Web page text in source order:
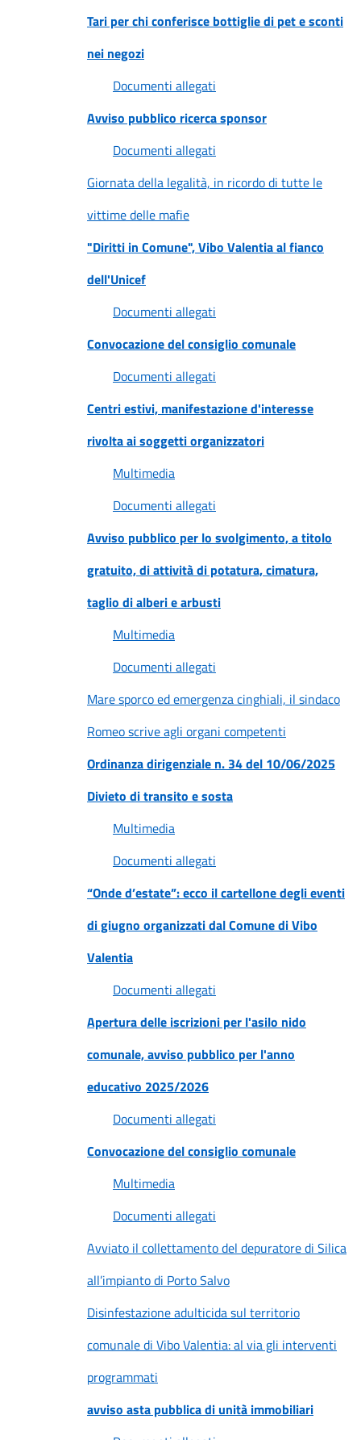
Tari per chi conferisce bottiglie di pet e sconti
nei negozi
Documenti allegati
Avviso pubblico ricerca sponsor
Documenti allegati
Giornata della legalità, in ricordo di tutte le
vittime delle mafie
"Diritti in Comune", Vibo Valentia al fianco
dell'Unicef
Documenti allegati
Convocazione del consiglio comunale
Documenti allegati
Centri estivi, manifestazione d'interesse
rivolta ai soggetti organizzatori
Multimedia
Documenti allegati
Avviso pubblico per lo svolgimento, a titolo
gratuito, di attività di potatura, cimatura,
taglio di alberi e arbusti
Multimedia
Documenti allegati
Mare sporco ed emergenza cinghiali, il sindaco
Romeo scrive agli organi competenti
Ordinanza dirigenziale n. 34 del 10/06/2025
Divieto di transito e sosta
Multimedia
Documenti allegati
“Onde d’estate”: ecco il cartellone degli eventi
di giugno organizzati dal Comune di Vibo
Valentia
Documenti allegati
Apertura delle iscrizioni per l'asilo nido
comunale, avviso pubblico per l'anno
educativo 2025/2026
Documenti allegati
Convocazione del consiglio comunale
Multimedia
Documenti allegati
Avviato il collettamento del depuratore di Silica
all’impianto di Porto Salvo
Disinfestazione adulticida sul territorio
comunale di Vibo Valentia: al via gli interventi
programmati
avviso asta pubblica di unità immobiliari